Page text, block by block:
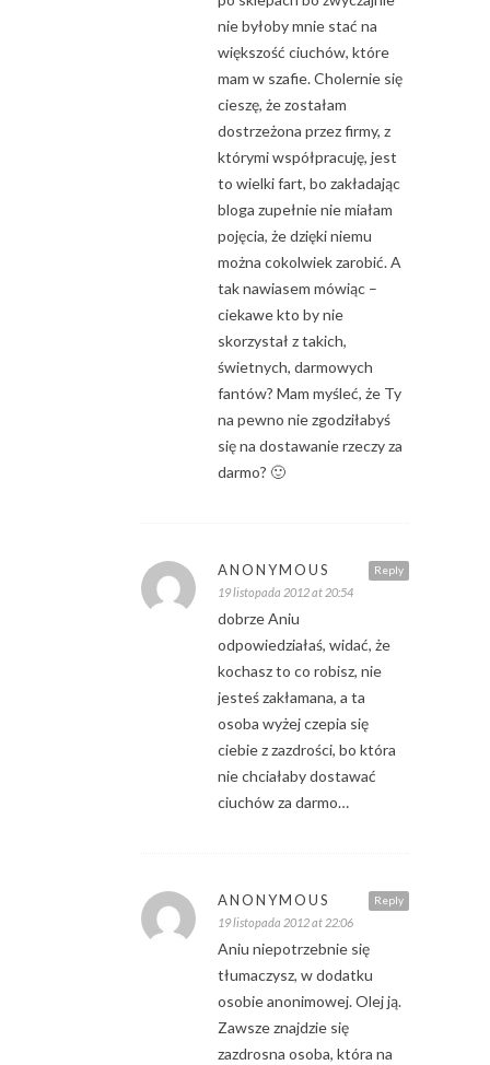
nie byłoby mnie stać na
większość ciuchów, które
mam w szafie. Cholernie się
cieszę, że zostałam
dostrzeżona przez firmy, z
którymi współpracuję, jest
to wielki fart, bo zakładając
bloga zupełnie nie miałam
pojęcia, że dzięki niemu
można cokolwiek zarobić. A
tak nawiasem mówiąc –
ciekawe kto by nie
skorzystał z takich,
świetnych, darmowych
fantów? Mam myśleć, że Ty
na pewno nie zgodziłabyś
się na dostawanie rzeczy za
darmo? 🙂
Reply
ANONYMOUS
19 listopada 2012 at 20:54
dobrze Aniu
odpowiedziałaś, widać, że
kochasz to co robisz, nie
jesteś zakłamana, a ta
osoba wyżej czepia się
ciebie z zazdrości, bo która
nie chciałaby dostawać
ciuchów za darmo…
Reply
ANONYMOUS
19 listopada 2012 at 22:06
Aniu niepotrzebnie się
tłumaczysz, w dodatku
osobie anonimowej. Olej ją.
Zawsze znajdzie się
zazdrosna osoba, która na